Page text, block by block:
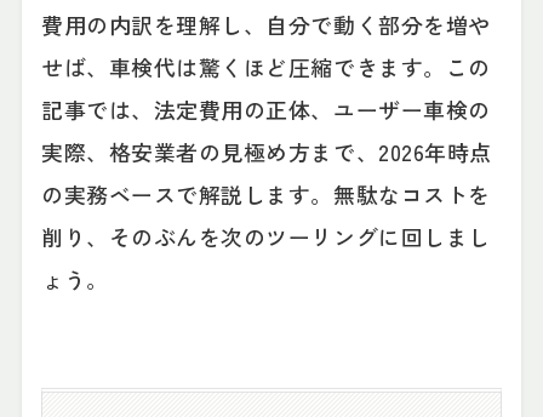
費用の内訳を理解し、自分で動く部分を増や
せば、車検代は驚くほど圧縮できます。この
記事では、法定費用の正体、ユーザー車検の
実際、格安業者の見極め方まで、2026年時点
の実務ベースで解説します。無駄なコストを
削り、そのぶんを次のツーリングに回しまし
ょう。